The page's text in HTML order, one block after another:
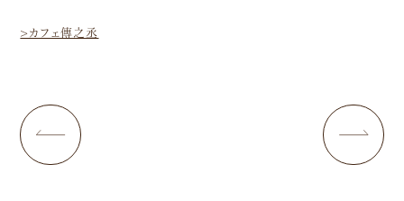
>カフェ傳之丞